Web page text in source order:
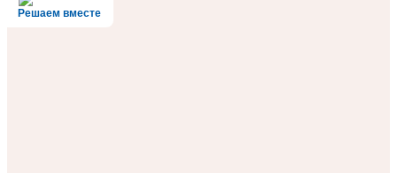
Решаем вместе